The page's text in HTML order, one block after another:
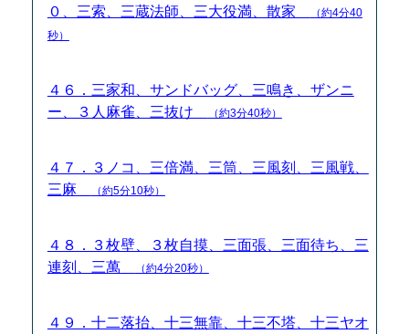
０、三索、三蔵法師、三大役満、散家
（約4分40
秒）
４６．三家和、サンドバッグ、三鳴き、ザンニ
ー、３人麻雀、三抜け
（約3分40秒）
４７．３ノコ、三倍満、三筒、三風刻、三風戦、
三麻
（約5分10秒）
４８．３枚壁、３枚自摸、三面張、三面待ち、三
連刻、三萬
（約4分20秒）
４９．十二落抬、十三無靠、十三不塔、十三ヤオ